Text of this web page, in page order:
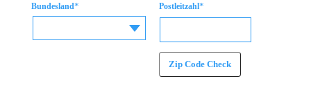
Bundesland* Postleitzahl*
Zip Code Check